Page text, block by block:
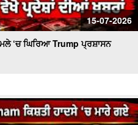
15-07-2026
‘ਚ ਘਿਰਿਆ Trump ਪ੍ਰਸ਼ਾਸਨ